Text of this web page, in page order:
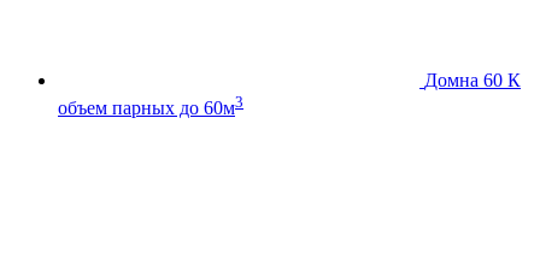
Домна 60 К
объем парных до 60м3